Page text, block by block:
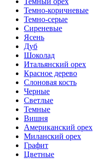
Темно-коричневые
Темно-серые
Сиреневые
Ясень
Дуб
Шоколад
Итальянский орех
Красное дерево
Слоновая кость
Черные
Светлые
Темные
Вишня
Американский орех
Миланский орех
Графит
Цветные